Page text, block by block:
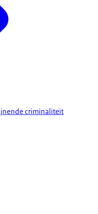
criminaliteit